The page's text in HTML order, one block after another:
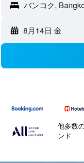
8月14日 金
他多数
ンド